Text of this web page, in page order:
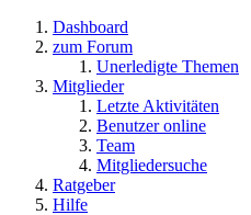
Dashboard
zum Forum
Unerledigte Themen
Mitglieder
Letzte Aktivitäten
Benutzer online
Team
Mitgliedersuche
Ratgeber
Hilfe